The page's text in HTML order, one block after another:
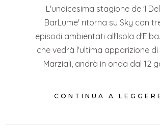
L'undicesima stagione de 'I
BarLume' ritorna su Sky con
episodi ambientati all'Isola
che vedrà l'ultima apparizione di
Marziali, andrà in onda dal 12
CONTINUA A